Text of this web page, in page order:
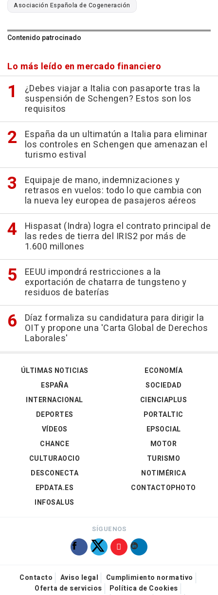
Asociación Española de Cogeneración
Contenido patrocinado
Lo más leído en mercado financiero
¿Debes viajar a Italia con pasaporte tras la
suspensión de Schengen? Estos son los
requisitos
España da un ultimatún a Italia para eliminar
los controles en Schengen que amenazan el
turismo estival
Equipaje de mano, indemnizaciones y
retrasos en vuelos: todo lo que cambia con
la nueva ley europea de pasajeros aéreos
Hispasat (Indra) logra el contrato principal de
las redes de tierra del IRIS2 por más de
1.600 millones
EEUU impondrá restricciones a la
exportación de chatarra de tungsteno y
residuos de baterías
Díaz formaliza su candidatura para dirigir la
OIT y propone una 'Carta Global de Derechos
Laborales'
ÚLTIMAS NOTICIAS
ESPAÑA
INTERNACIONAL
DEPORTES
VÍDEOS
ECONOMÍA
SOCIEDAD
CIENCIAPLUS
PORTALTIC
EPSOCIAL
CHANCE
CULTURAOCIO
DESCONECTA
EPDATA.ES
INFOSALUS
MOTOR
TURISMO
NOTIMÉRICA
CONTACTOPHOTO
SÍGUENOS
Contacto Aviso legal
Cumplimiento normativo
Oferta de servicios
Política de Cookies